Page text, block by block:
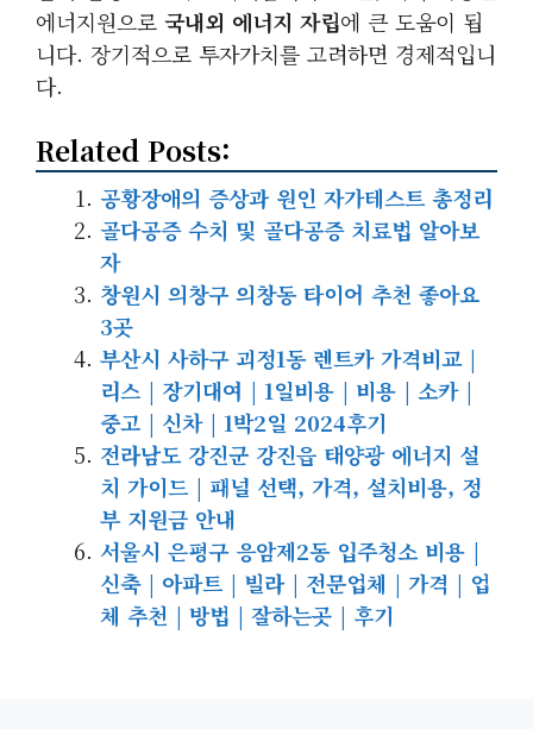
에너지원으로 국내외 에너지 자립에 큰 도움이 됩
니다. 장기적으로 투자가치를 고려하면 경제적입니
다.
Related Posts:
공황장애의 증상과 원인 자가테스트 총정리
골다공증 수치 및 골다공증 치료법 알아보
자
창원시 의창구 의창동 타이어 추천 좋아요
3곳
부산시 사하구 괴정1동 렌트카 가격비교 |
리스 | 장기대여 | 1일비용 | 비용 | 소카 |
중고 | 신차 | 1박2일 2024후기
전라남도 강진군 강진읍 태양광 에너지 설
치 가이드 | 패널 선택, 가격, 설치비용, 정
부 지원금 안내
서울시 은평구 응암제2동 입주청소 비용 |
신축 | 아파트 | 빌라 | 전문업체 | 가격 | 업
체 추천 | 방법 | 잘하는곳 | 후기